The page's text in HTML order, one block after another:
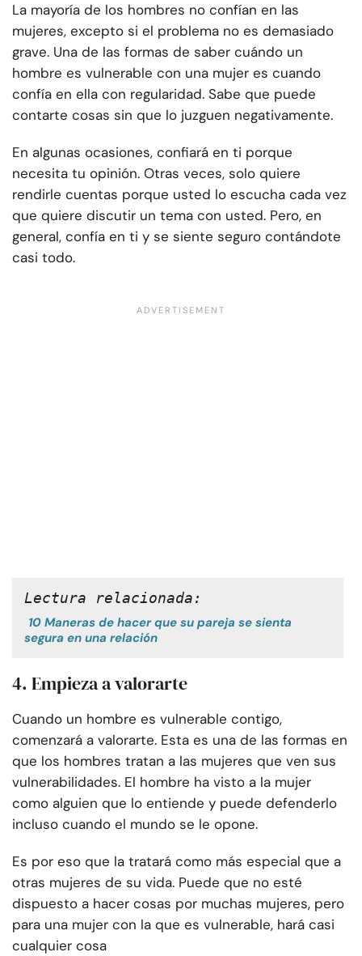
La mayoría de los hombres no confían en las
mujeres, excepto si el problema no es demasiado
grave. Una de las formas de saber cuándo un
hombre es vulnerable con una mujer es cuando
confía en ella con regularidad. Sabe que puede
contarte cosas sin que lo juzguen negativamente.
En algunas ocasiones, confiará en ti porque
necesita tu opinión. Otras veces, solo quiere
rendirle cuentas porque usted lo escucha cada vez
que quiere discutir un tema con usted. Pero, en
general, confía en ti y se siente seguro contándote
casi todo.
Lectura relacionada:
10 Maneras de hacer que su pareja se sienta
segura en una relación
4. Empieza a valorarte
Cuando un hombre es vulnerable contigo,
comenzará a valorarte. Esta es una de las formas en
que los hombres tratan a las mujeres que ven sus
vulnerabilidades. El hombre ha visto a la mujer
como alguien que lo entiende y puede defenderlo
incluso cuando el mundo se le opone.
Es por eso que la tratará como más especial que a
otras mujeres de su vida. Puede que no esté
dispuesto a hacer cosas por muchas mujeres, pero
para una mujer con la que es vulnerable, hará casi
cualquier cosa